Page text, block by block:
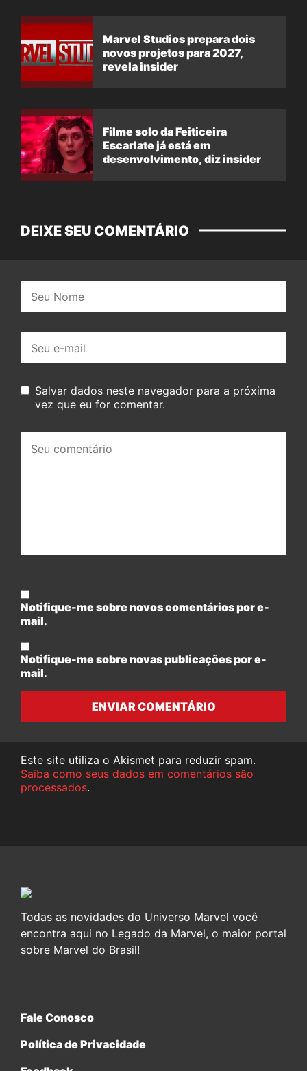
Marvel Studios prepara dois
novos projetos para 2027,
revela insider
Filme solo da Feiticeira
Escarlate já está em
desenvolvimento, diz insider
DEIXE SEU COMENTÁRIO
mail:
Salvar dados neste navegador para a próxima
vez que eu for comentar.
comentário:
Notifique-me sobre novos comentários por e-
mail.
Notifique-me sobre novas publicações por e-
mail.
ENVIAR COMENTÁRIO
Este site utiliza o Akismet para reduzir spam.
Saiba como seus dados em comentários são
processados.
Todas as novidades do Universo Marvel você
encontra aqui no Legado da Marvel, o maior portal
sobre Marvel do Brasil!
Fale Conosco
Política de Privacidade